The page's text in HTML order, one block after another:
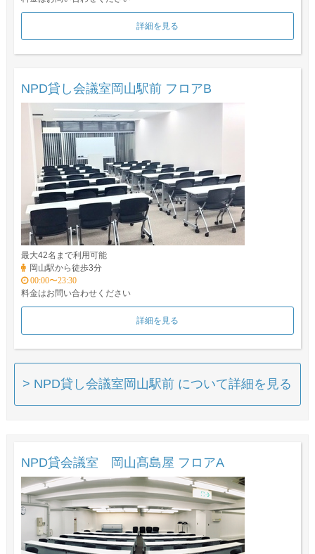
詳細を見る
NPD貸し会議室岡山駅前 フロアB
最大42名まで利用可能
岡山駅から徒歩3分
00:00〜23:30
料金はお問い合わせください
詳細を見る
> NPD貸し会議室岡山駅前 について詳細を見る
NPD貸会議室 岡山髙島屋 フロアA